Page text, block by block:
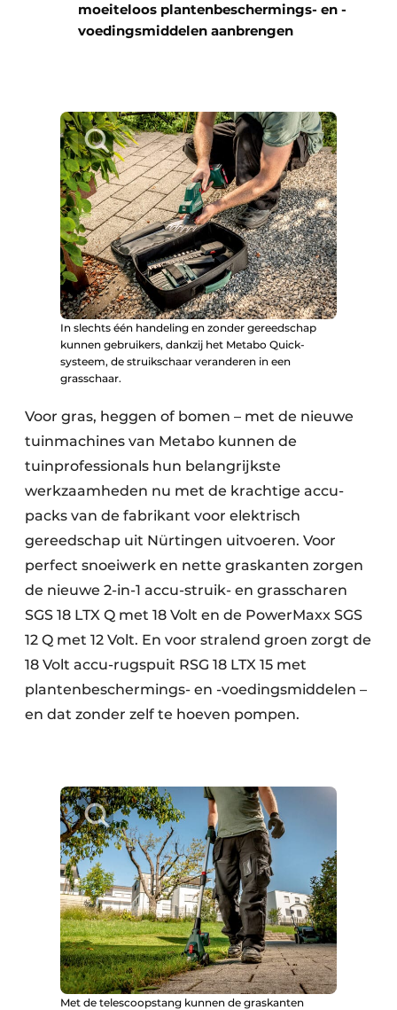
moeiteloos plantenbeschermings- en -
voedingsmiddelen aanbrengen
In slechts één handeling en zonder gereedschap
kunnen gebruikers, dankzij het Metabo Quick-
systeem, de struikschaar veranderen in een
grasschaar.
Voor gras, heggen of bomen – met de nieuwe
tuinmachines van Metabo kunnen de
tuinprofessionals hun belangrijkste
werkzaamheden nu met de krachtige accu-
packs van de fabrikant voor elektrisch
gereedschap uit Nürtingen uitvoeren. Voor
perfect snoeiwerk en nette graskanten zorgen
de nieuwe 2-in-1 accu-struik- en grasscharen
SGS 18 LTX Q met 18 Volt en de PowerMaxx SGS
12 Q met 12 Volt. En voor stralend groen zorgt de
18 Volt accu-rugspuit RSG 18 LTX 15 met
plantenbeschermings- en -voedingsmiddelen –
en dat zonder zelf te hoeven pompen.
Met de telescoopstang kunnen de graskanten